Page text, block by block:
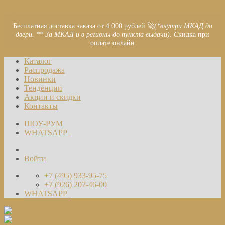
Бесплатная доставка заказа от 4 000 рублей 🚀(*внутри МКАД до
двери. ** За МКАД и в регионы до пункта выдачи). Скидка при
оплате онлайн
Каталог
Распродажа
Новинки
Тенденции
Акции и скидки
Контакты
ШОУ-РУМ
WHATSAPP
Войти
+7 (495) 933-95-75
+7 (926) 207-46-00
WHATSAPP